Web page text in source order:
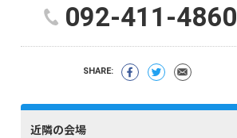
092-411-4860
SHARE:
近隣の会場